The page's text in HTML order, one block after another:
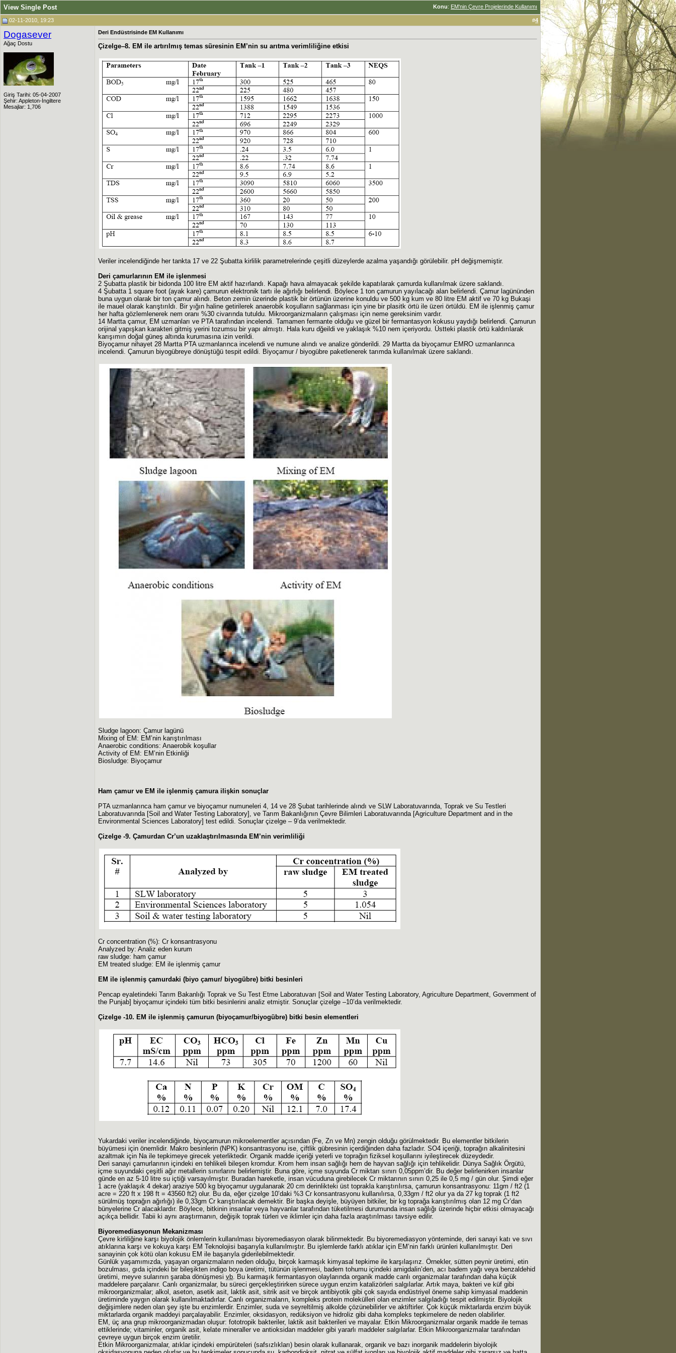
Konu: EM'nin Çevre Projelerinde Kullanımı
View Single Post
02-11-2010, 19:23 #4
Dogasever
Ağaç Dostu
Giriş Tarihi: 05-04-2007
Şehir: Appleton-İngiltere
Mesajlar: 1,706
Deri Endüstrisinde EM Kullanımı
Çizelge–8. EM ile artırılmış temas süresinin EM’nin su arıtma verimliliğine etkisi
Veriler incelendiğinde her tankta 17 ve 22 Şubatta kirlilik parametrelerinde çeşitli düzeylerde azalma yaşandığı görülebilir. pH değişmemiştir.
Deri çamurlarının EM ile işlenmesi
2 Şubatta plastik bir bidonda 100 litre EM aktif hazırlandı. Kapağı hava almayacak şekilde kapatılarak çamurda kullanılmak üzere saklandı.
4 Şubatta 1 square foot (ayak kare) çamurun elektronik tartı ile ağırlığı belirlendi. Böylece 1 ton çamurun yayılacağı alan belirlendi. Çamur lagününden
buna uygun olarak bir ton çamur alındı. Beton zemin üzerinde plastik bir örtünün üzerine konuldu ve 500 kg kum ve 80 litre EM aktif ve 70 kg Bukaşi
ile mauel olarak karıştırıldı. Bir yığın haline getirilerek anaerobik koşulların sağlanması için yine bir plasitk örtü ile üzeri örtüldü. EM ile işlenmiş çamur
her hafta gözlemlenerek nem oranı %30 civarında tutuldu. Mikroorganizmaların çalışması için neme gereksinim vardır.
14 Martta çamur, EM uzmanları ve PTA tarafından incelendi. Tamamen fermante olduğu ve güzel bir fermantasyon kokusu yaydığı belirlendi. Çamurun
orijinal yapışkan karakteri gitmiş yerini tozumsu bir yapı almıştı. Hala kuru dğeildi ve yaklaşık %10 nem içeriyordu. Üstteki plastik örtü kaldırılarak
karışımın doğal güneş altında kurumasına izin verildi.
Biyoçamur nihayet 28 Martta PTA uzmanlarınca incelendi ve numune alındı ve analize gönderildi. 29 Martta da biyoçamur EMRO uzmanlarınca
incelendi. Çamurun biyogübreye dönüştüğü tespit edildi. Biyoçamur / biyogübre paketlenerek tarımda kullanılmak üzere saklandı.
Sludge lagoon: Çamur lagünü
Mixing of EM: EM’nin karıştırılması
Anaerobic conditions: Anaerobik koşullar
Activity of EM: EM’nin Etkinliği
Biosludge: Biyoçamur
Ham çamur ve EM ile işlenmiş çamura ilişkin sonuçlar
PTA uzmanlarınca ham çamur ve biyoçamur numuneleri 4, 14 ve 28 Şubat tarihlerinde alındı ve SLW Laboratuvarında, Toprak ve Su Testleri
Laboratuvarında [Soil and Water Testing Laboratory], ve Tarım Bakanlığının Çevre Bilimleri Laboratuvarında [Agriculture Department and in the
Environmental Sciences Laboratory] test edildi. Sonuçlar çizelge – 9’da verilmektedir.
Çizelge -9. Çamurdan Cr’un uzaklaştırılmasında EM’nin verimliliği
Cr concentration (%): Cr konsantrasyonu
Analyzed by: Analiz eden kurum
raw sludge: ham çamur
EM treated sludge: EM ile işlenmiş çamur
EM ile işlenmiş çamurdaki (biyo çamur/ biyogübre) bitki besinleri
Pencap eyaletindeki Tarım Bakanlığı Toprak ve Su Test Etme Laboratuvarı [Soil and Water Testing Laboratory, Agriculture Department, Government of
the Punjab] biyoçamur içindeki tüm bitki besinlerini analiz etmiştir. Sonuçlar çizelge –10’da verilmektedir.
Çizelge -10. EM ile işlenmiş çamurun (biyoçamur/biyogübre) bitki besin elementleri
Yukardaki veriler incelendiğinde, biyoçamurun mikroelementler açısından (Fe, Zn ve Mn) zengin olduğu görülmektedir. Bu elementler bitkilerin
büyümesi için önemlidir. Makro besinlerin (NPK) konsantrasyonu ise, çiftlik gübresinin içerdiğinden daha fazladır. SO4 içeriği, toprağın alkalinitesini
azaltmak için Na ile tepkimeye girecek yeterliktedir. Organik madde içeriği yeterli ve toprağın fiziksel koşullarını iyileştirecek düzeydedir.
Deri sanayi çamurlarının içindeki en tehlikeli bileşen kromdur. Krom hem insan sağlığı hem de hayvan sağlığı için tehlikelidir. Dünya Sağlık Örgütü,
içme suyundaki çeşitli ağır metallerin sınırlarını belirlemiştir. Buna göre, içme suyunda Cr miktarı sınırı 0,05ppm’dir. Bu değer belirlenirken insanlar
günde en az 5-10 litre su içtiği varsayılmıştır. Buradan hareketle, insan vücuduna girebilecek Cr miktarının sınırı 0,25 ile 0,5 mg / gün olur. Şimdi eğer
1 acre (yaklaşık 4 dekar) araziye 500 kg biyoçamur uygulanarak 20 cm derinlikteki üst toprakla karıştırılırsa, çamurun konsantrasyonu: 11gm / ft2 (1
acre = 220 ft x 198 ft = 43560 ft2) olur. Bu da, eğer çizelge 10’daki %3 Cr konsantrasyonu kullanılırsa, 0,33gm / ft2 olur ya da 27 kg toprak (1 ft2
sürülmüş toprağın ağırlığı) ile 0,33gm Cr karıştırılacak demektir. Bir başka deyişle, büyüyen bitkiler, bir kg toprağa karıştırılmış olan 12 mg Cr’dan
bünyelerine Cr alacaklardır. Böylece, bitkinin insanlar veya hayvanlar tarafından tüketilmesi durumunda insan sağlığı üzerinde hiçbir etkisi olmayacağı
açıkça bellidir. Tabii ki aynı araştırmanın, değişik toprak türleri ve iklimler için daha fazla araştırılması tavsiye edilir.
Biyoremediasyonun Mekanizması
Çevre kirliliğine karşı biyolojik önlemlerin kullanılması biyoremediasyon olarak bilinmektedir. Bu biyoremediasyon yönteminde, deri sanayi katı ve sıvı
atıklarına karşı ve kokuya karşı EM Teknolojisi başarıyla kullanılmıştır. Bu işlemlerde farklı atıklar için EM’nin farklı ürünleri kullanılmıştır. Deri
sanayinin çok kötü olan kokusu EM ile başarıyla giderilebilmektedir.
Günlük yaşamımızda, yaşayan organizmaların neden olduğu, birçok karmaşık kimyasal tepkime ile karşılaşırız. Örnekler, sütten peynir üretimi, etin
bozulması, gıda içindeki bir bileşikten indigo boya üretimi, tütünün işlenmesi, badem tohumu içindeki amigdalin’den, acı badem yağı veya benzaldehid
üretimi, meyve sularının şaraba dönüşmesivb. Bu karmaşık fermantasyon olaylarında organik madde canlı organizmalar tarafından daha küçük
maddelere parçalanır. Canlı organizmalar, bu süreci gerçekleştirirken sürece uygun enzim katalizörleri salgılarlar. Artık maya, bakteri ve küf gibi
mikroorganizmalar; alkol, aseton, asetik asit, laktik asit, sitrik asit ve birçok antibiyotik gibi çok sayıda endüstriyel öneme sahip kimyasal maddenin
üretiminde yaygın olarak kullanılmaktadırlar. Canlı organizmaların, kompleks protein molekülleri olan enzimler salgıladığı tespit edilmiştir. Biyolojik
değişimlere neden olan şey işte bu enzimlerdir. Enzimler, suda ve seyreltilmiş alkolde çözünebilirler ve aktiftirler. Çok küçük miktarlarda enzim büyük
miktarlarda organik maddeyi parçalayabilir. Enzimler, oksidasyon, redüksiyon ve hidroliz gibi daha kompleks tepkimelere de neden olabilirler.
EM, üç ana grup mikroorganizmadan oluşur: fototropik bakteriler, laktik asit bakterileri ve mayalar. Etkin Mikroorganizmalar organik madde ile temas
ettiklerinde; vitaminler, organik asit, kelate mineraller ve antioksidan maddeler gibi yararlı maddeler salgılarlar. Etkin Mikroorganizmalar tarafından
çevreye uygun birçok enzim üretilir.
Etkin Mikroorganizmalar, atıklar içindeki empürüteleri (safsızlıkları) besin olarak kullanarak, organik ve bazı inorganik maddelerin biyolojik